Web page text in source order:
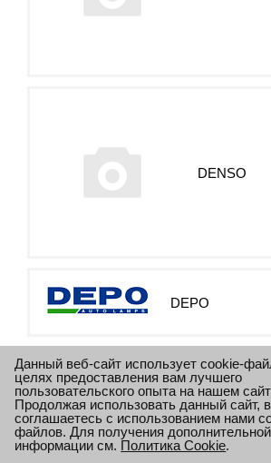
DENSO
DEPO
DIESEL
Данный веб-сайт использует cookie-
целях предоставления вам лучшего
пользовательского опыта на нашем
Продолжая использовать данный сайт,
соглашаетесь с использованием нами
файлов. Для получения дополнительной
информации см. Политика Cookie.